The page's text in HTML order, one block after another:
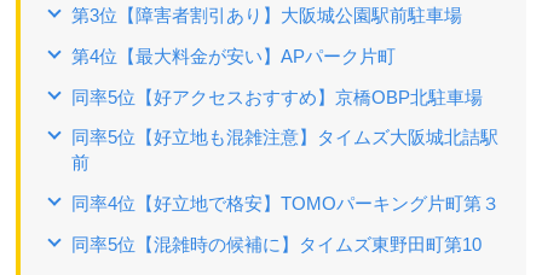
第3位【障害者割引あり】大阪城公園駅前駐車場
第4位【最大料金が安い】APパーク片町
同率5位【好アクセスおすすめ】京橋OBP北駐車場
同率5位【好立地も混雑注意】タイムズ大阪城北詰駅
前
同率4位【好立地で格安】TOMOパーキング片町第３
同率5位【混雑時の候補に】タイムズ東野田町第10